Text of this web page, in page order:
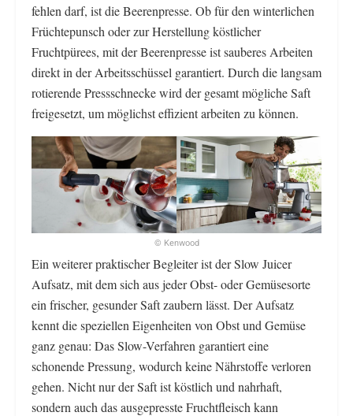
fehlen darf, ist die Beerenpresse. Ob für den winterlichen
Früchtepunsch oder zur Herstellung köstlicher
Fruchtpürees, mit der Beerenpresse ist sauberes Arbeiten
direkt in der Arbeitsschüssel garantiert. Durch die langsam
rotierende Pressschnecke wird der gesamt mögliche Saft
freigesetzt, um möglichst effizient arbeiten zu können.
© Kenwood
Ein weiterer praktischer Begleiter ist der Slow Juicer
Aufsatz, mit dem sich aus jeder Obst- oder Gemüsesorte
ein frischer, gesunder Saft zaubern lässt. Der Aufsatz
kennt die speziellen Eigenheiten von Obst und Gemüse
ganz genau: Das Slow-Verfahren garantiert eine
schonende Pressung, wodurch keine Nährstoffe verloren
gehen. Nicht nur der Saft ist köstlich und nahrhaft,
sondern auch das ausgepresste Fruchtfleisch kann